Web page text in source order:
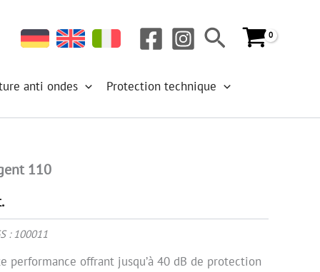
Rechercher
anti ondes
Protection technique
110
:100011
performance offrant jusqu’à 40 dB de protection
argent
110